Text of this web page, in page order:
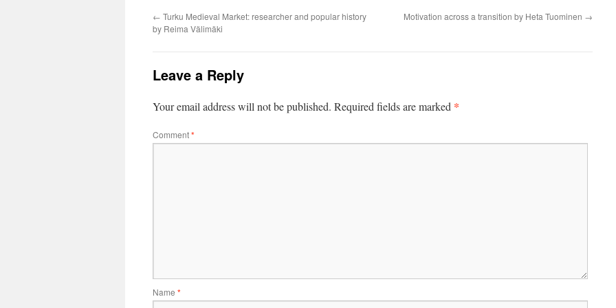
← Turku Medieval Market: researcher and popular history
by Reima Välimäki
Motivation across a transition by Heta Tuominen →
Leave a Reply
Your email address will not be published. Required fields are marked *
Comment*
Name *